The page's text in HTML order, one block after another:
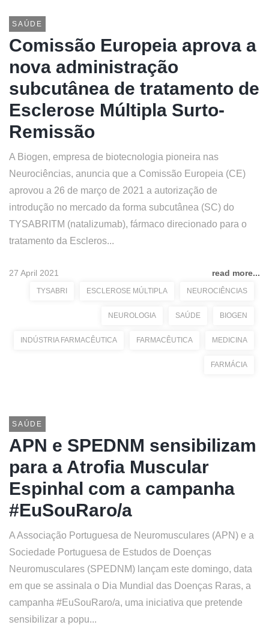
SAÚDE
Comissão Europeia aprova a
nova administração
subcutânea de tratamento de
Esclerose Múltipla Surto-
Remissão
A Biogen, empresa de biotecnologia pioneira nas
Neurociências, anuncia que a Comissão Europeia (CE)
aprovou a 26 de março de 2021 a autorização de
introdução no mercado da forma subcutânea (SC) do
TYSABRITM (natalizumab), fármaco direcionado para o
tratamento da Escleros...
27 April 2021 read more...
TYSABRI ESCLEROSE MÚLTIPLA NEUROCIÊNCIAS
NEUROLOGIA SAÚDE BIOGEN
INDÚSTRIA FARMACÊUTICA FARMACÊUTICA MEDICINA
FARMÁCIA
SAÚDE
APN e SPEDNM sensibilizam
para a Atrofia Muscular
Espinhal com a campanha
#EuSouRaro/a
A Associação Portuguesa de Neuromusculares (APN) e a
Sociedade Portuguesa de Estudos de Doenças
Neuromusculares (SPEDNM) lançam este domingo, data
em que se assinala o Dia Mundial das Doenças Raras, a
campanha #EuSouRaro/a, uma iniciativa que pretende
sensibilizar a popu...